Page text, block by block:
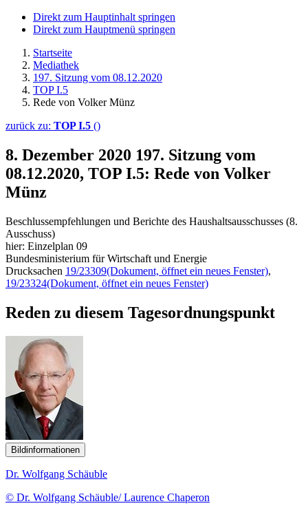
Direkt zum Hauptinhalt springen
Direkt zum Hauptmenü springen
Startseite
Mediathek
197. Sitzung vom 08.12.2020
TOP I.5
Rede von Volker Münz
zurück zu: TOP I.5 ()
8. Dezember 2020 197. Sitzung vom
08.12.2020, TOP I.5: Rede von Volker
Münz
Beschlussempfehlungen und Berichte des Haushaltsausschusses (8.
Ausschuss)
hier: Einzelplan 09
Bundesministerium für Wirtschaft und Energie
Drucksachen 19/23309(Dokument, öffnet ein neues Fenster),
19/23324(Dokument, öffnet ein neues Fenster)
Reden zu diesem Tagesordnungspunkt
Bildinformationen
Dr. Wolfgang Schäuble
© Dr. Wolfgang Schäuble/ Laurence Chaperon